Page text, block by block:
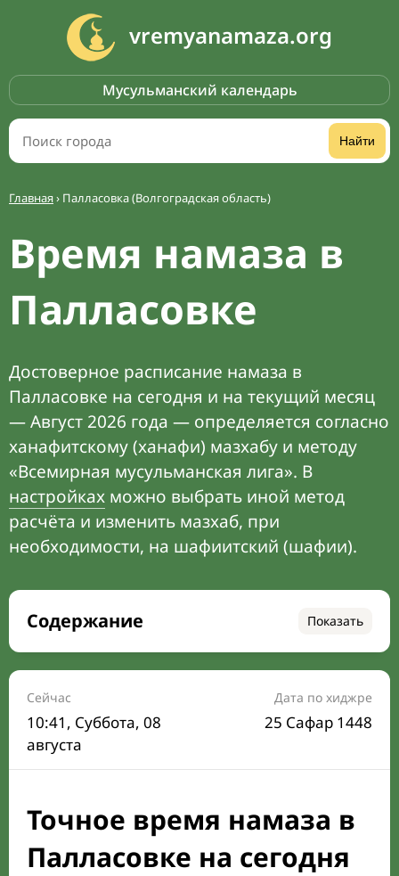
vremyanamaza.org
Мусульманский календарь
Найти
Главная› Палласовка (Волгоградская область)
Время намаза в
Палласовке
Достоверное расписание намаза в
Палласовке на сегодня и на текущий месяц
— Август 2026 года — определяется согласно
ханафитскому (ханафи) мазхабу и методу
«Всемирная мусульманская лига». В
настройках можно выбрать иной метод
расчёта и изменить мазхаб, при
необходимости, на шафиитский (шафии).
Содержание Показать
Время намаза на сегодня
Расписание на месяц
Время Сухура и Ифтара на сегодня
Календарь рамадана
Мечети и молельные комнаты
Направление киблы
Сейчас
10:41 , Суббота, 08
августа
Дата по хиджре
25 Сафар 1448
Точное время намаза в
Палласовке на сегодня